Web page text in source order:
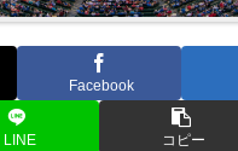
Facebook
LINE コピー